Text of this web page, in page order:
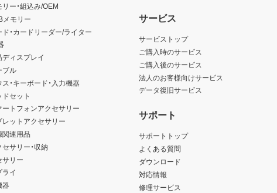
ー・組込み/OEM
メモリー
・カードリーダー/ライター
ィスプレイ
ブル
・キーボード・入力機器
セット
トフォンアクセサリー
ットアクセサリー
連用品
サリー・収納
サリー
イ
器
サービス
サービストップ
ご購入時のサービス
ご購入後のサービス
法人のお客様向けサービス
データ復旧サービス
サポート
サポートトップ
よくある質問
ダウンロード
対応情報
修理サービス